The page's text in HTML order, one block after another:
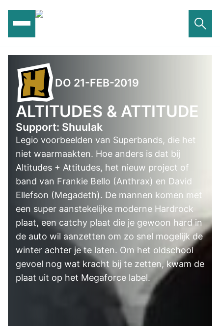
DO 21-FEB-2019
ALTITUDES & ATTITUDE
Support: Shuulak
Legio voorbeelden van Superbands, die het
niet waarmaakten. Hoe anders is dat bij
Altitudes + Attitudes, het nieuw project of
band van Frankie Bello (Anthrax) en David
Ellefson (Megadeth). De mannen komen met
een super aanstekelijke moderne Hardrock
plaat, een catchy plaat die je gewoon hard in
de auto wil aanzetten om zo snel mogelijk de
winter achter je te laten. Om het oldschool
gevoel nog wat kracht bij te zetten, kwam de
plaat uit op het Megaforce label.